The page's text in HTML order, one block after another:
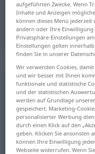
"einspringen"
Übersetzung
einspringenv/i <irr;s.>
Übersicht aller
(Für mehr Details die
remplacer qn au
aufgeführten Zwecke. Wenn
Inhalte und Anzeigen
können dieses Menü
ändern oder Ihre
Privatsphäre-Einstellungen
Einstellungen gelten
finden Sie in unserer
Wir verwenden Cookies,
und wir besser mit Ihnen
funktionale und statistische
und der statistischen
werden auf Grundlage
gespeichert. Marketing-
personalisierter Werbung
durch einen Klick auf den
geben. Klicken Sie ansonsten
können Ihre Einwilligung
Webseite widerrufen. Wenn